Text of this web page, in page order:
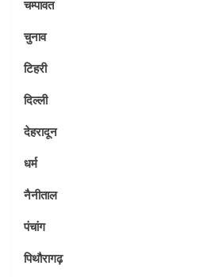
चम्पावत
चुनाव
टिहरी
दिल्ली
देहरादून
धर्म
नैनीताल
पंचांग
पिथौरागढ़